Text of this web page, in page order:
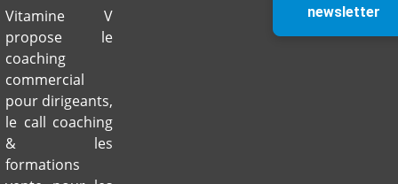
Vitamine V
propose le
coaching
commercial
pour dirigeants,
le call coaching
& les
formations
newsletter